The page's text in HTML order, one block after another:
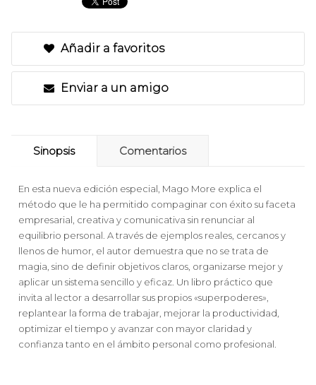
Añadir a favoritos
Enviar a un amigo
Sinopsis Comentarios
En esta nueva edición especial, Mago More explica el
método que le ha permitido compaginar con éxito su faceta
empresarial, creativa y comunicativa sin renunciar al
equilibrio personal. A través de ejemplos reales, cercanos y
llenos de humor, el autor demuestra que no se trata de
magia, sino de definir objetivos claros, organizarse mejor y
aplicar un sistema sencillo y eficaz. Un libro práctico que
invita al lector a desarrollar sus propios «superpoderes»,
replantear la forma de trabajar, mejorar la productividad,
optimizar el tiempo y avanzar con mayor claridad y
confianza tanto en el ámbito personal como profesional.